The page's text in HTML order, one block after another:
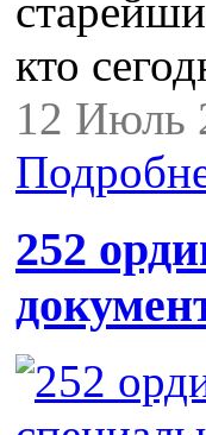
кто
12 Июль
252